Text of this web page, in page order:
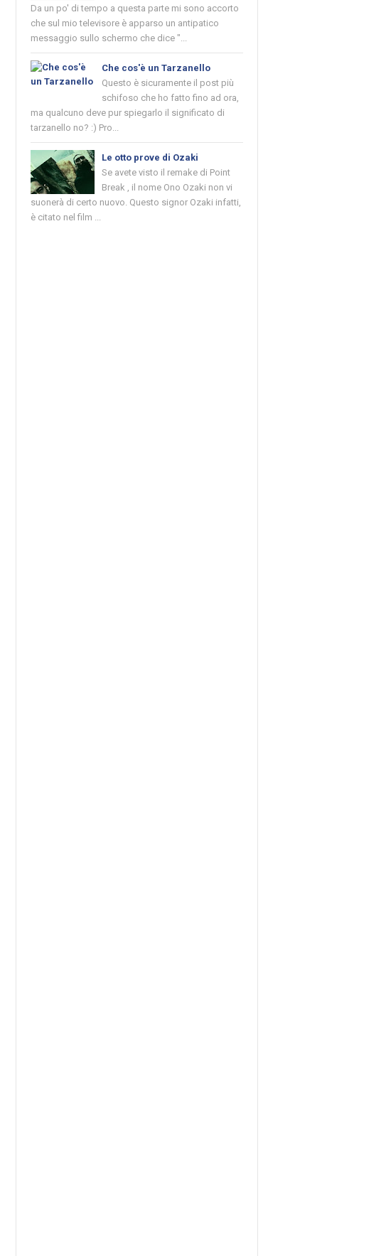
Da un po' di tempo a questa parte mi sono accorto
che sul mio televisore è apparso un antipatico
messaggio sullo schermo che dice "...
Che cos'è un Tarzanello
Questo è sicuramente il post più
schifoso che ho fatto fino ad ora,
ma qualcuno deve pur spiegarlo il significato di
tarzanello no? :) Pro...
Le otto prove di Ozaki
Se avete visto il remake di Point
Break , il nome Ono Ozaki non vi
suonerà di certo nuovo. Questo signor Ozaki infatti,
è citato nel film ...